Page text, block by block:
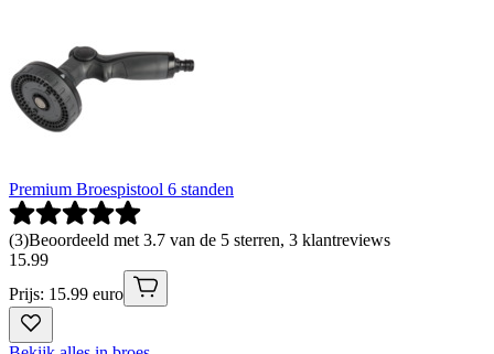
Premium Broespistool 6 standen
(3)Beoordeeld met 3.7 van de 5 sterren, 3 klantreviews
15.99
Prijs: 15.99 euro